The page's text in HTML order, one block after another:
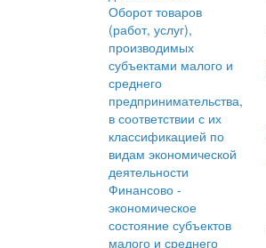
Оборот товаров
(работ, услуг),
производимых
субъектами малого и
среднего
предпринимательства,
в соответствии с их
классификацией по
видам экономической
деятельности
Финансово -
экономическое
состояние субъектов
малого и среднего